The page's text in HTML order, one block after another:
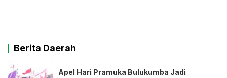
Berita Daerah
Apel Hari Pramuka Bulukumba Jadi